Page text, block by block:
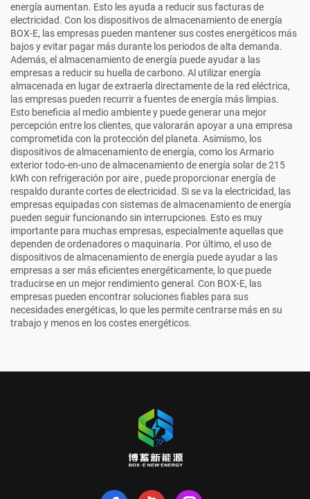
energía aumentan. Esto les ayuda a reducir sus facturas de
electricidad. Con los dispositivos de almacenamiento de energía
BOX-E, las empresas pueden mantener sus costes energéticos más
bajos y evitar pagar más durante los periodos de alta demanda.
Además, el almacenamiento de energía puede ayudar a las
empresas a reducir su huella de carbono. Al utilizar energía
almacenada en lugar de extraerla directamente de la red eléctrica,
las empresas pueden recurrir a fuentes de energía más limpias.
Esto beneficia al medio ambiente y puede generar una mejor
percepción entre los clientes, que valorarán apoyar a una empresa
comprometida con la protección del planeta. Asimismo, los
dispositivos de almacenamiento de energía, como losArmario
exterior todo-en-uno de almacenamiento de energía solar de 215
kWh con refrigeración por aire , puede proporcionar energía de
respaldo durante cortes de electricidad. Si se va la electricidad, las
empresas equipadas con sistemas de almacenamiento de energía
pueden seguir funcionando sin interrupciones. Esto es muy
importante para muchas empresas, especialmente aquellas que
dependen de ordenadores o maquinaria. Por último, el uso de
dispositivos de almacenamiento de energía puede ayudar a las
empresas a ser más eficientes energéticamente, lo que puede
traducirse en un mejor rendimiento general. Con BOX-E, las
empresas pueden encontrar soluciones fiables para sus
necesidades energéticas, lo que les permite centrarse más en su
trabajo y menos en los costes energéticos.